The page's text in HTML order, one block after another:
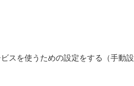
スを使うための設定をする（手動設